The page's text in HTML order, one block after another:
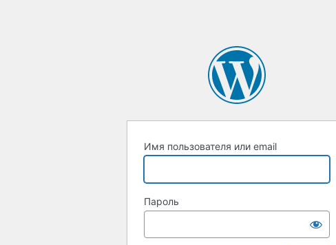
Имя пользователя или email
Пароль